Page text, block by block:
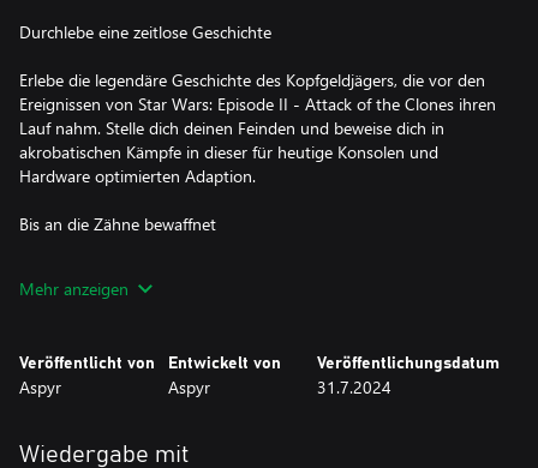
Durchlebe eine zeitlose Geschichte
Erlebe die legendäre Geschichte des Kopfgeldjägers, die vor den
Ereignissen von Star Wars: Episode II - Attack of the Clones ihren
Lauf nahm. Stelle dich deinen Feinden und beweise dich in
akrobatischen Kämpfe in dieser für heutige Konsolen und
Hardware optimierten Adaption.
Bis an die Zähne bewaffnet
deinen zwei Blastern, deinem Flammenwerfer, deiner Seilpeitsche
Mehr anzeigen
Veröffentlicht von
Aspyr
Entwickelt von
Aspyr
Veröffentlichungsdatum
31.7.2024
Wiedergabe mit